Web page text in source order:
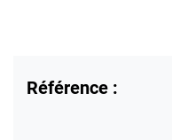
Référence :